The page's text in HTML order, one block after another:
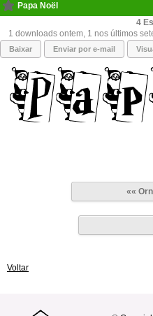
Papa Noël
4
1 downloads ontem, 1 nos últimos
Baixar Enviar por e-mail
««
Voltar